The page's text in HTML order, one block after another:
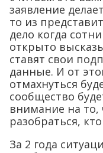
заявление
то из
дело когда
открыто
ставят свои
данные. И от
отмахнуться
сообщество
внимание на то,
разобраться,
За 2 года